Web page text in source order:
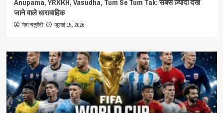
जाने वाले धारावाहिक
नेहा चतुर्वेदी जुलाई 15, 2026